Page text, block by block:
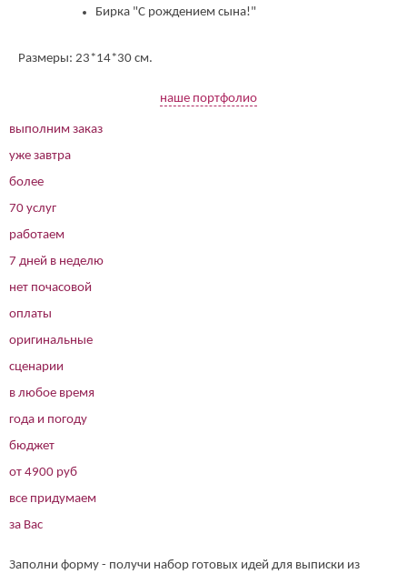
Бирка "С рождением сына!"
Размеры: 23*14*30 см.
наше портфолио
выполним заказ
уже завтра
более
70 услуг
работаем
7 дней в неделю
нет почасовой
оплаты
оригинальные
сценарии
в любое время
года и погоду
бюджет
от 4900 руб
все придумаем
за Вас
Заполни форму - получи набор готовых идей для выписки из